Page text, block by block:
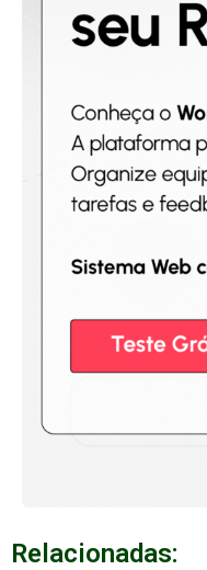
Relacionadas: